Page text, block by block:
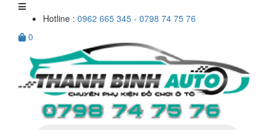
Hotline : 0962 665 345 - 0798 74 75 76
0